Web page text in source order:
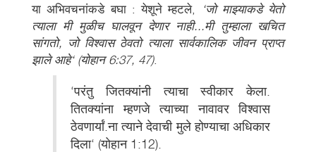
या अभिवचनांकडे बघा : येशूने म्हटले,
‘जो माझ्याकडे येतो
त्याला मी मुळीच घालवून देणार नाही...मी तुम्हाला खचित
सांगतो, जो विश्वास ठेवतो त्याला सार्वकालिक जीवन प्राप्त
झाले आहे‘ (योहान 6:37, 47).
‘परंतु जितक्यांनी त्याचा स्वीकार केला.
तितक्यांना म्हणजे त्याच्या नावावर विश्वास
ठेवणार्यां.ना त्याने देवाची मुले होण्याचा अधिकार
दिला‘ (योहान 1:12).